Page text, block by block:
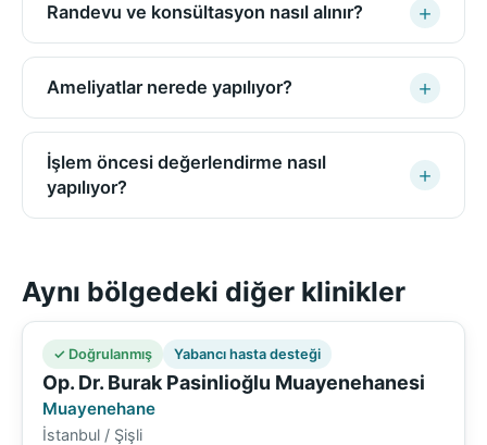
Randevu ve konsültasyon nasıl alınır?
Ameliyatlar nerede yapılıyor?
İşlem öncesi değerlendirme nasıl
yapılıyor?
Aynı bölgedeki diğer klinikler
✓ Doğrulanmış Yabancı hasta desteği
Op. Dr. Burak Pasinlioğlu Muayenehanesi
Muayenehane
İstanbul / Şişli